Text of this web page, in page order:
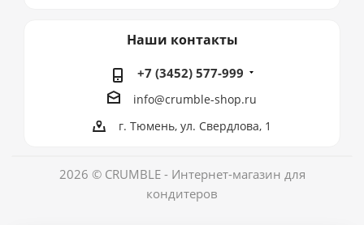
Наши контакты
+7 (3452) 577-999
info@crumble-shop.ru
г. Тюмень, ул. Свердлова, 1
2026 © CRUMBLE - Интернет-магазин для
кондитеров